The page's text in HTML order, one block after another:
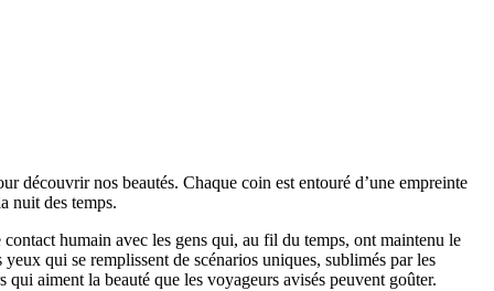
découvrir nos beautés. Chaque coin est entouré d’une empreinte
nuit des temps.
humain avec les gens qui, au fil du temps, ont maintenu le
qui se remplissent de scénarios uniques, sublimés par les
aiment la beauté que les voyageurs avisés peuvent goûter.